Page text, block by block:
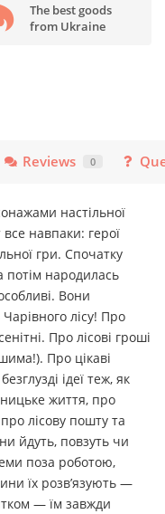
The best goods
from Ukraine
Reviews 0
настільної
навпаки: герої
гри. Спочатку
потім народилась
Вони
лісу! Про
Про лісові гроші
Про цікаві
ідеї теж, як
життя, про
лісову пошту та
йдуть, повзуть чи
поза роботою,
їх розв’язують —
— їм завжди